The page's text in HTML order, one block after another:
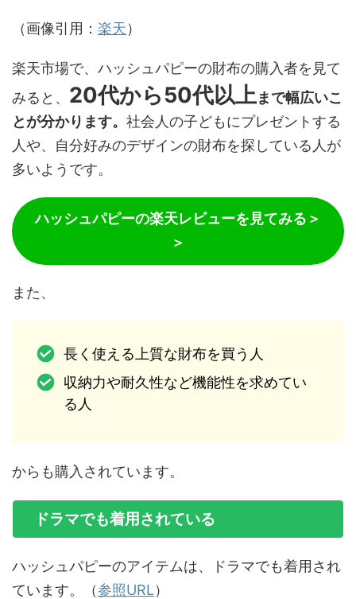
（画像引用： 楽天）
楽天市場で、ハッシュパピーの財布の購入者を見て
みると、 20代から50代以上まで幅広いこ
とが分かります。 社会人の子どもにプレゼントする
人や、自分好みのデザインの財布を探している人が
多いようです。
ハッシュパピーの楽天レビューを見てみる＞
＞
また、
長く使える上質な財布を買う人
収納力や耐久性など機能性を求めてい
る人
からも購入されています。
ドラマでも着用されている
ハッシュパピーのアイテムは、ドラマでも着用され
ています。（参照URL）